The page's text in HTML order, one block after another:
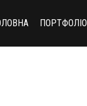
ПОРТФОЛІО